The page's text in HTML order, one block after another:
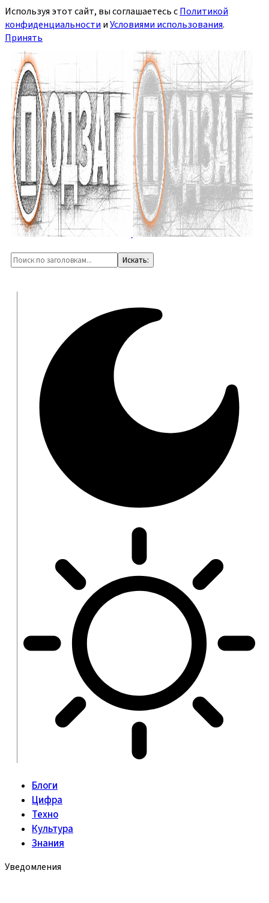
Используя этот сайт, вы соглашаетесь сПолитикой
конфиденциальности иУсловиями использования.
Принять
Блоги
Цифра
Техно
Культура
Знания
Уведомления